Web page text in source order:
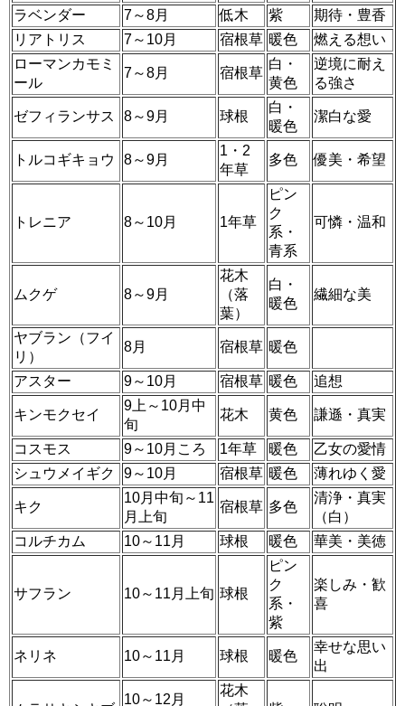
ラベンダー
7～8月 低木 紫
期待・豊香
リアトリス
7～10月 宿根草 暖色
燃える想い
ローマンカモミ
ール
7～8月 宿根草
白・
黄色
逆境に耐え
る強さ
ゼフィランサス 8～9月 球根
白・
暖色
潔白な愛
トルコギキョウ 8～9月
1・2
年草
多色 優美・希望
トレニア 8～10月 1年草
ピン
ク
系・
青系
可憐・温和
ムクゲ 8～9月
花木
（落
葉）
白・
暖色
繊細な美
ヤブラン（フイ
リ）
8月 宿根草 暖色
アスター 9～10月 宿根草 暖色 追想
キンモクセイ
9上～10月中
旬
花木 黄色 謙遜・真実
コスモス 9～10月ころ 1年草 暖色
乙女の愛情
シュウメイギク
9～10月 宿根草 暖色 薄れゆく愛
キク
10月中旬～11
月上旬
宿根草 多色
清浄・真実
（白）
コルチカム
10～11月 球根 暖色 華美・美徳
サフラン 10～11月上旬 球根
ピン
ク
系・
紫
楽しみ・歓
喜
ネリネ 10～11月 球根 暖色
幸せな思い
出
10～12月
花木